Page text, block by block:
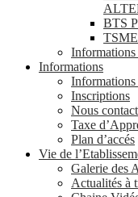
BTS
Informations
Informations
Inscriptions
Nous
Taxe
Plan d’accés
Vie de
Galerie des
Actualités à